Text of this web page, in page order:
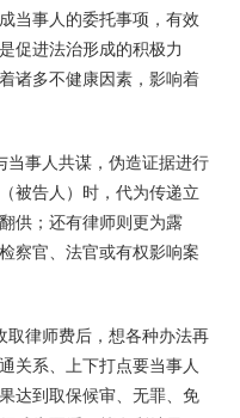
当事人的委托事项，有效
促进法治形成的积极力
诸多不健康因素，影响着
当事人共谋，伪造证据进行
被告人）时，代为传递立
供；还有律师则更为露
察官、法官或有权影响案
取律师费后，想各种办法再
关系、上下打点要当事人
达到取保候审、无罪、免